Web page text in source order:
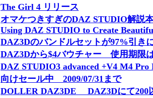
The Girl 4 リリース
オマケつきすぎのDAZ STUDIO解説
Using DAZ STUDIO to Create
DAZ3Dのバンドルセットが97%引き
DAZ3Dから$4バウチャー 使用期限
DAZ STUDIO3 advanced +V4 M4
向けセール中 2009/07/31まで
DOLLER DAZ3DE DAZ3Dにて200